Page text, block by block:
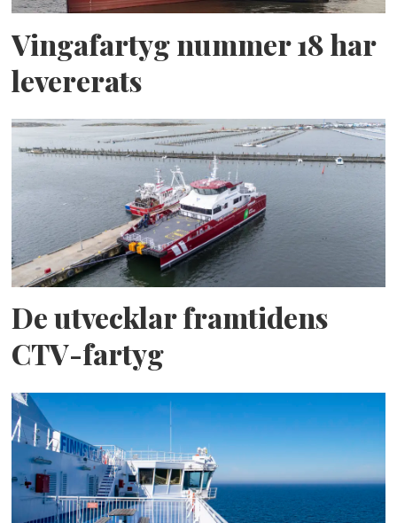
Vingafartyg nummer 18 har
levererats
De utvecklar framtidens
CTV-fartyg